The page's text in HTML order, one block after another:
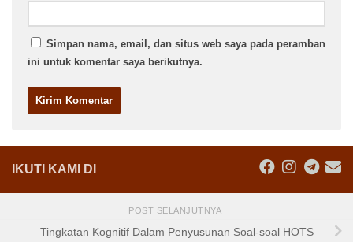
Simpan nama, email, dan situs web saya pada peramban
ini untuk komentar saya berikutnya.
IKUTI KAMI DI
POST SELANJUTNYA
Tingkatan Kognitif Dalam Penyusunan Soal-soal HOTS